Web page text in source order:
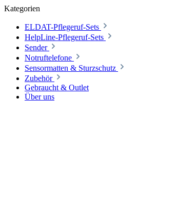
Kategorien
ELDAT-Pflegeruf-Sets
HelpLine-Pflegeruf-Sets
Sender
Notruftelefone
Sensormatten & Sturzschutz
Zubehör
Gebraucht & Outlet
Über uns